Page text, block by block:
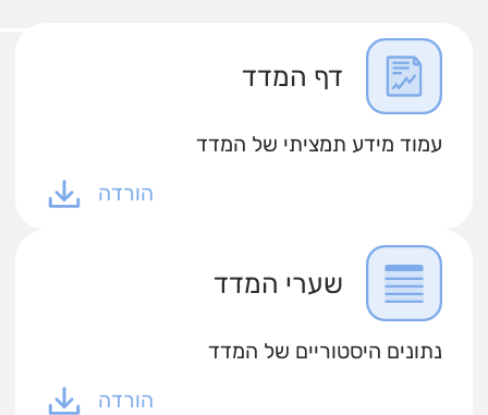
דף המדד
עמוד מידע תמציתי של המדד
הורדה
שערי המדד
נתונים היסטוריים של המדד
הורדה